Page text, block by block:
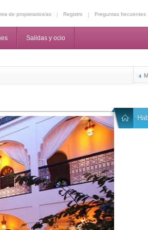
de propietarios/as Registro Preguntas frecuentes
Salidas y ocio